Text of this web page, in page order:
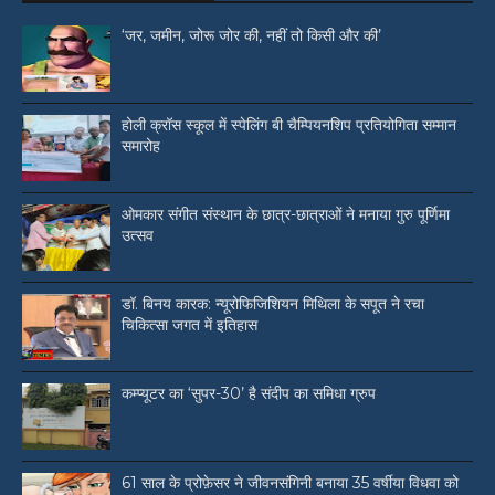
‘जर, जमीन, जोरू जोर की, नहीं तो किसी और की’
होली क्रॉस स्कूल में स्पेलिंग बी चैम्पियनशिप प्रतियोगिता सम्मान
समारोह
ओमकार संगीत संस्थान के छात्र-छात्राओं ने मनाया गुरु पूर्णिमा
उत्सव
डॉ. बिनय कारक: न्यूरोफिजिशियन मिथिला के सपूत ने रचा
चिकित्सा जगत में इतिहास
कम्प्यूटर का ‘सुपर-30’ है संदीप का समिधा ग्रुप
61 साल के प्रोफ़ेसर ने जीवनसंगिनी बनाया 35 वर्षीया विधवा को